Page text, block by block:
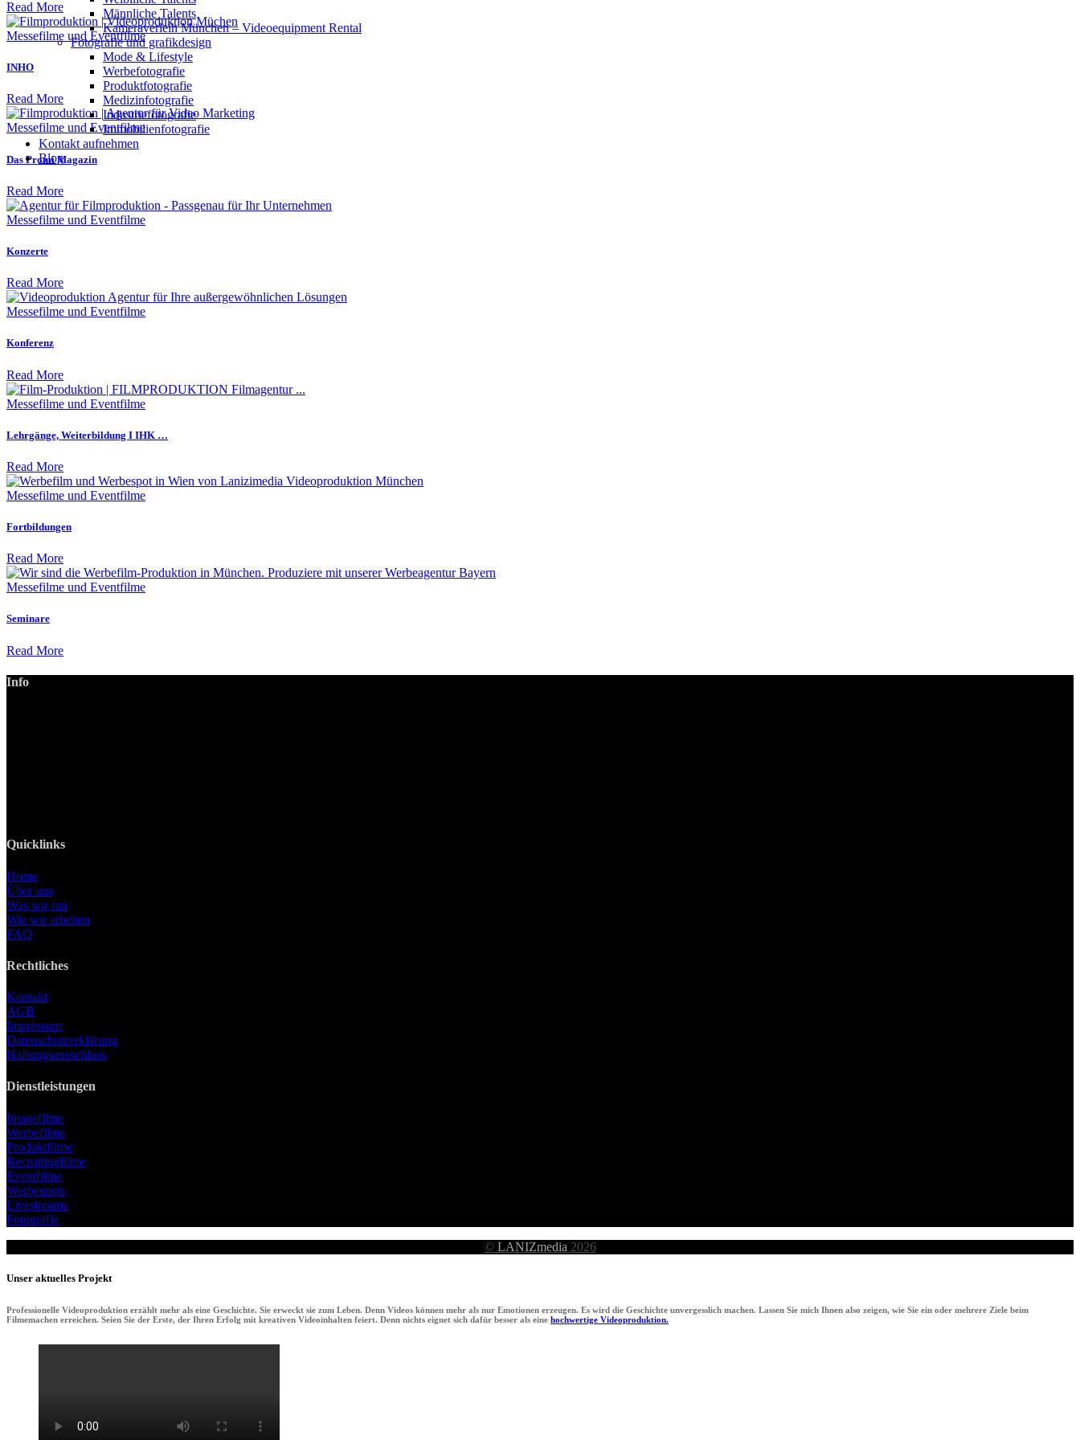
Männliche Talents
Kameraverleih München – Videoequipment Rental
Fotografie und grafikdesign
Mode & Lifestyle
Werbefotografie
Produktfotografie
Medizinfotografie
Industriefotografie
Immobilienfotografie
Kontakt aufnehmen
Blog
Read More
Mes­se­filme und Eventfilme
INHO
Read More
Mes­se­filme und Eventfilme
Das Promi Magazin
Read More
Mes­se­filme und Eventfilme
Konzerte
Read More
Mes­se­filme und Eventfilme
Konferenz
Read More
Mes­se­filme und Eventfilme
Lehrgänge, Weiterbildung I IHK …
Read More
Mes­se­filme und Eventfilme
Fortbildungen
Read More
Mes­se­filme und Eventfilme
Seminare
Read More
Info
Quicklinks
Home
Über uns
Was wir tun
Wie wir arbeiten
FAQ
Rechtliches
Kontakt
AGB
Impressum
Datenschutzerklärung
Haftungsausschluss
Dienstleistungen
Imagefilme
Werbefilme
Produktfilme
Recruitingfilme
Eventfilme
Werbespots
Livestreams
Fotografie
© LANIZmedia 2026
Unser aktuelles Projekt
Professionelle Videoproduktion erzählt mehr als eine Geschichte. Sie erweckt sie zum Leben. Denn Videos können mehr als nur Emotionen erzeugen. Es wird die Geschichte unvergesslich machen. Lassen Sie mich Ihnen also zeigen, wie Sie ein oder mehrere Ziele beim
Filmemachen erreichen. Seien Sie der Erste, der Ihren Erfolg mit kreativen Videoinhalten feiert. Denn nichts eignet sich dafür besser als eine hochwertige Videoproduktion.